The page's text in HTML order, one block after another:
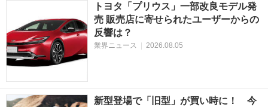
トヨタ「プリウス」一部改良モデル発
売 販売店に寄せられたユーザーからの
反響は？
業界ニュース | 2026.08.05
新型登場で「旧型」が買い時に！ 今